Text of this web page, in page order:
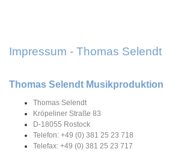
Impressum - Thomas Selendt
Thomas Selendt Musikproduktion
Thomas Selendt
Kröpeliner Straße 83
D-18055 Rostock
Telefon: +49 (0) 381 25 23 718
Telefax: +49 (0) 381 25 23 717